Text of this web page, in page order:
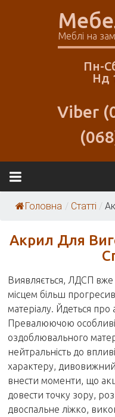
Меблі на
Пн-
Нд
Viber
Меблі
АртісГоловна / Статті /
Акрил Для
Виявляється, ЛДСП вже
місцем більш
матеріалу. Йдеться
Превалюючою
оздоблювального
нейтральність до
характеру,
внести моменти, що
довести точку зору,
двоспальне ліжко,